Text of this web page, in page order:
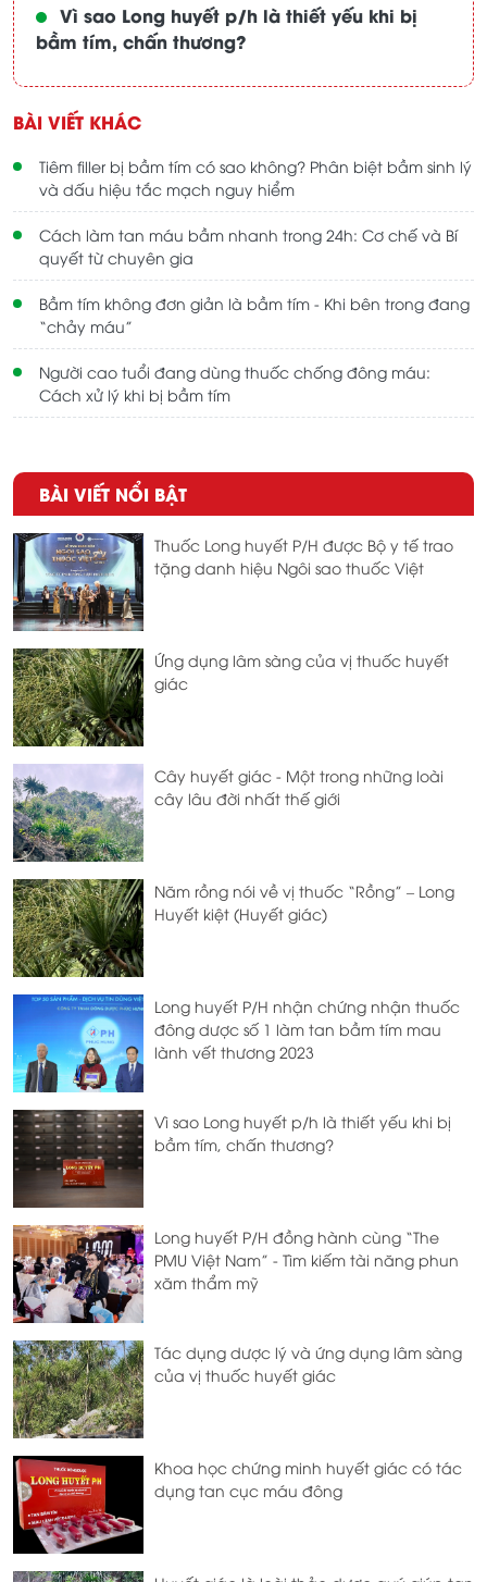
Vì sao Long huyết p/h là thiết yếu khi bị
bầm tím, chấn thương?
BÀI VIẾT KHÁC
Tiêm filler bị bầm tím có sao không? Phân biệt bầm sinh lý
và dấu hiệu tắc mạch nguy hiểm
Cách làm tan máu bầm nhanh trong 24h: Cơ chế và Bí
quyết từ chuyên gia
Bầm tím không đơn giản là bầm tím - Khi bên trong đang
“chảy máu”
Người cao tuổi đang dùng thuốc chống đông máu:
Cách xử lý khi bị bầm tím
BÀI VIẾT NỔI BẬT
Thuốc Long huyết P/H được Bộ y tế trao
tặng danh hiệu Ngôi sao thuốc Việt
Ứng dụng lâm sàng của vị thuốc huyết
giác
Cây huyết giác - Một trong những loài
cây lâu đời nhất thế giới
Năm rồng nói về vị thuốc “Rồng” – Long
Huyết kiệt (Huyết giác)
Long huyết P/H nhận chứng nhận thuốc
đông dược số 1 làm tan bầm tím mau
lành vết thương 2023
Vì sao Long huyết p/h là thiết yếu khi bị
bầm tím, chấn thương?
Long huyết P/H đồng hành cùng “The
PMU Việt Nam” - Tìm kiếm tài năng phun
xăm thẩm mỹ
Tác dụng dược lý và ứng dụng lâm sàng
của vị thuốc huyết giác
Khoa học chứng minh huyết giác có tác
dụng tan cục máu đông